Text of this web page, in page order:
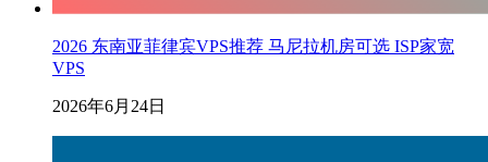
2026 东南亚菲律宾VPS推荐 马尼拉机房可选 ISP家宽
VPS
2026年6月24日